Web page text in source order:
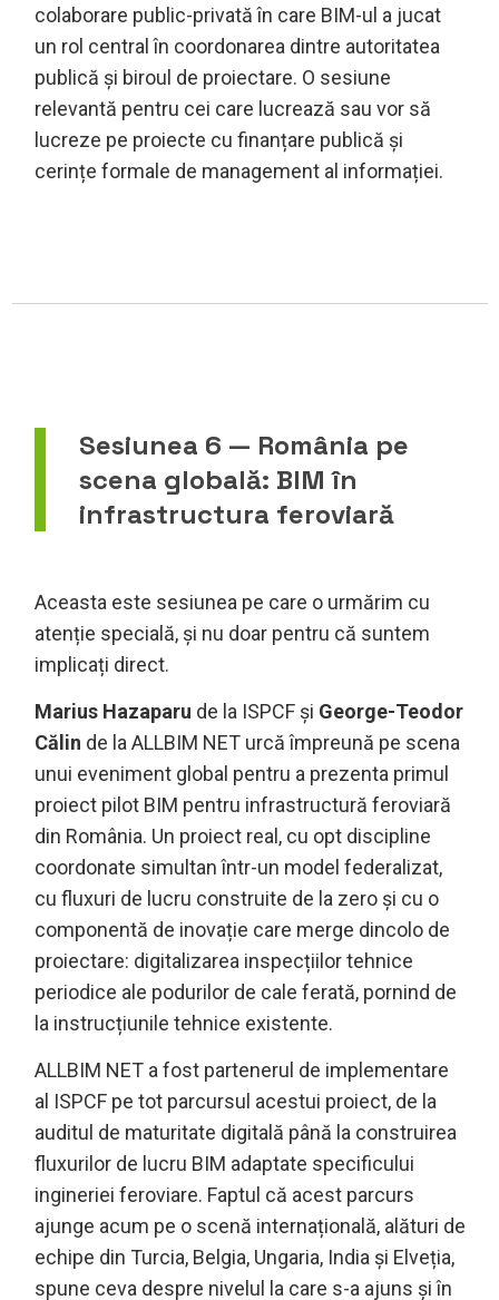
colaborare public-privată în care BIM-ul a jucat
un rol central în coordonarea dintre autoritatea
publică și biroul de proiectare. O sesiune
relevantă pentru cei care lucrează sau vor să
lucreze pe proiecte cu finanțare publică și
cerințe formale de management al informației.
Sesiunea 6 — România pe
scena globală: BIM în
infrastructura feroviară
Aceasta este sesiunea pe care o urmărim cu
atenție specială, și nu doar pentru că suntem
implicați direct.
Marius Hazaparu de la ISPCF și George-Teodor
Călin de la ALLBIM NET urcă împreună pe scena
unui eveniment global pentru a prezenta primul
proiect pilot BIM pentru infrastructură feroviară
din România. Un proiect real, cu opt discipline
coordonate simultan într-un model federalizat,
cu fluxuri de lucru construite de la zero și cu o
componentă de inovație care merge dincolo de
proiectare: digitalizarea inspecțiilor tehnice
periodice ale podurilor de cale ferată, pornind de
la instrucțiunile tehnice existente.
ALLBIM NET a fost partenerul de implementare
al ISPCF pe tot parcursul acestui proiect, de la
auditul de maturitate digitală până la construirea
fluxurilor de lucru BIM adaptate specificului
ingineriei feroviare. Faptul că acest parcurs
ajunge acum pe o scenă internațională, alături de
echipe din Turcia, Belgia, Ungaria, India și Elveția,
spune ceva despre nivelul la care s-a ajuns și în